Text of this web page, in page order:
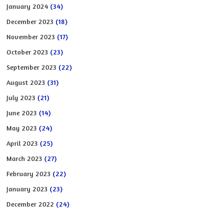
January 2024 (34)
December 2023 (18)
November 2023 (17)
October 2023 (23)
September 2023 (22)
August 2023 (31)
July 2023 (21)
June 2023 (14)
May 2023 (24)
April 2023 (25)
March 2023 (27)
February 2023 (22)
January 2023 (23)
December 2022 (24)